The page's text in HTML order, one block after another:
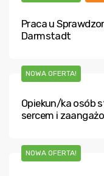
Praca u
Darmstadt
NOWA OFERTA!
Opiekun/ka osób
sercem i
NOWA OFERTA!